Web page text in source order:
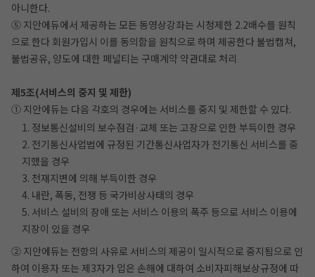
아니한다.
⑤ 지안에듀에서 제공하는 모든 동영상강좌는 시청제한 2.2배수를 원칙
으로 한다 회원가입시 이를 동의함을 원칙으로 하며 제공한다 불법캡쳐,
불법공유, 양도에 대한 페널티는 구매계약 약관대로 처리
제5조(서비스의 중지 및 제한)
① 지안에듀는 다음 각호의 경우에는 서비스를 중지 및 제한할 수 있다.
1. 정보통신설비의 보수점검·교체 또는 고장으로 인한 부득이한 경우
2. 전기통신사업법에 규정된 기간통신사업자가 전기통신 서비스를 중
지했을 경우
3. 천재지변에 의해 부득이한 경우
4. 내란, 폭동, 전쟁 등 국가비상사태의 경우
5. 서비스 설비의 장애 또는 서비스 이용의 폭주 등으로 서비스 이용에
지장이 있을 경우
② 지안에듀는 전항의 사유로 서비스의 제공이 일시적으로 중지됨으로 인
하여 이용자 또는 제3자가 입은 손해에 대하여 소비자피해보상규정에 따